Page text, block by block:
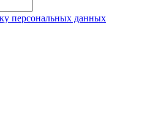
персональных данных